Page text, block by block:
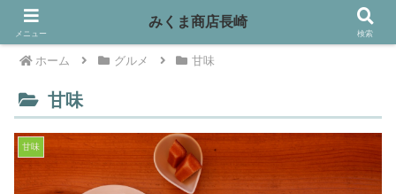
ホーム グルメ 甘味
甘味
甘味
メニュー
みくま商店長崎
検索